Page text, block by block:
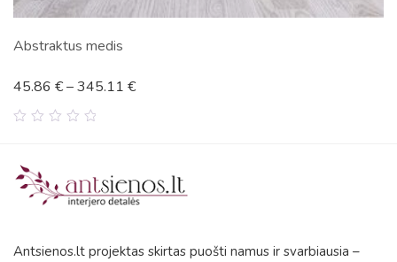
Abstraktus medis
5
45.86 €–345.11 €
Antsienos.lt projektas skirtas puošti namus ir svarbiausia –